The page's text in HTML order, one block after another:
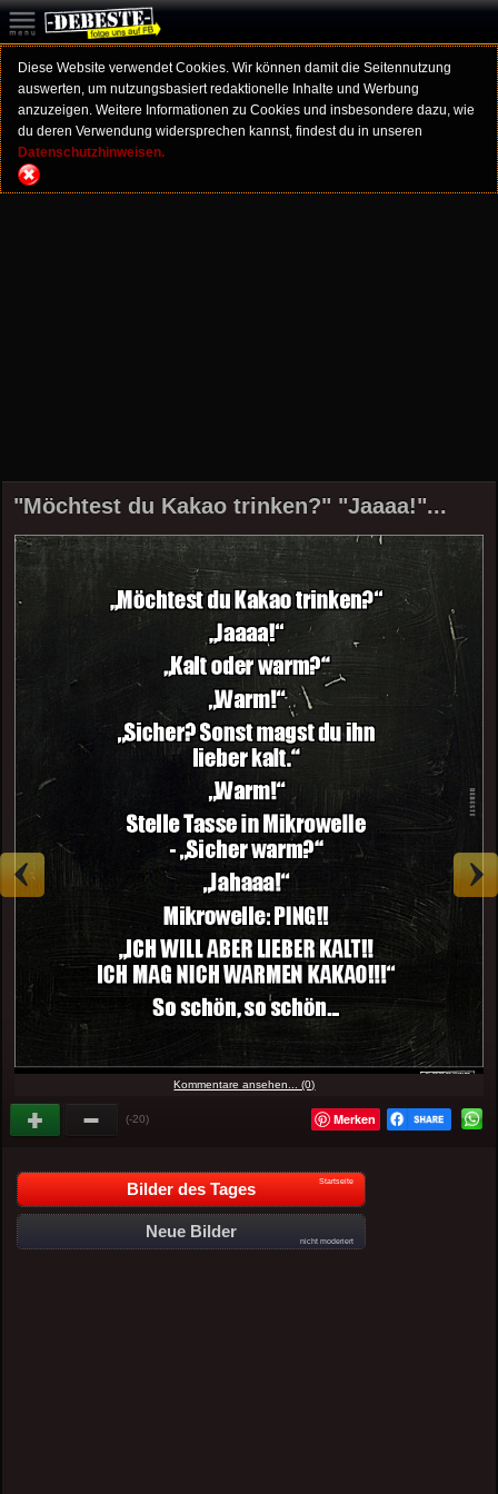
Diese Website verwendet Cookies. Wir können damit die Seitennutzung
auswerten, um nutzungsbasiert redaktionelle Inhalte und Werbung
anzuzeigen. Weitere Informationen zu Cookies und insbesondere dazu, wie
du deren Verwendung widersprechen kannst, findest du in unseren
Datenschutzhinweisen.
"Möchtest du Kakao trinken?" "Jaaaa!"...
Kommentare ansehen... (0)
(-20) Merken
Bilder des Tages Startseite
Neue Bilder
nicht moderiert